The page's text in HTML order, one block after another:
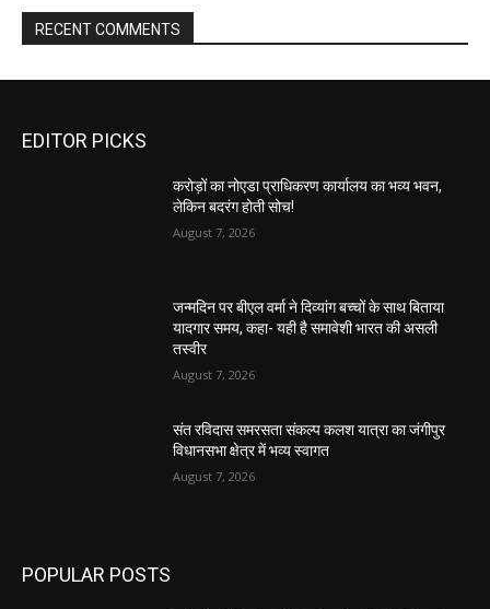
RECENT COMMENTS
EDITOR PICKS
करोड़ों का नोएडा प्राधिकरण कार्यालय का भव्य भवन,
लेकिन बदरंग होती सोच!
August 7, 2026
जन्मदिन पर बीएल वर्मा ने दिव्यांग बच्चों के साथ बिताया
यादगार समय, कहा- यही है समावेशी भारत की असली
तस्वीर
August 7, 2026
संत रविदास समरसता संकल्प कलश यात्रा का जंगीपुर
विधानसभा क्षेत्र में भव्य स्वागत
August 7, 2026
POPULAR POSTS